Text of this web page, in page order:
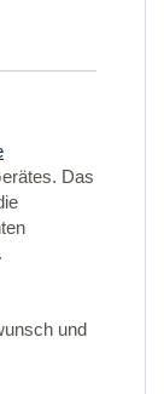
Das
und